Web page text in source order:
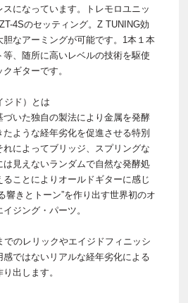
になっています。トレモロユニッ
4Sのセッティング。Z TUNING効
なアーミングが可能です。1本１本
、随所に高いレベルの技術を駆使
ギターです。
ジド）とは
いた独自の製法により金属を発酵
ような経年劣化を促進させる特別
によってブリッジ、スプリングな
は見えないランダムで自然な発酵処
ことによりオールドギターに感じ
響きとトーン”を作り出す世界初のオ
ジング・パーツ。
でのレリックやエイジドフィニッシ
感ではないリアルな経年劣化による
出します。